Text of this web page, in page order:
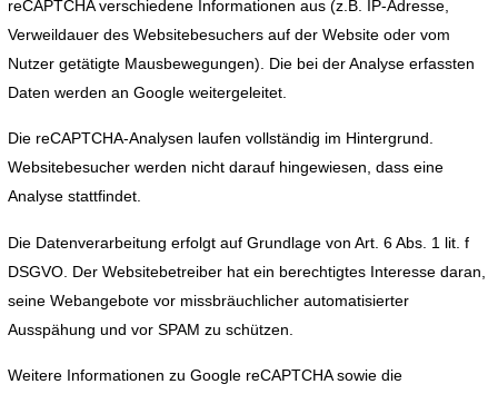
reCAPTCHA verschiedene Informationen aus (z.B. IP-Adresse,
Verweildauer des Websitebesuchers auf der Website oder vom
Nutzer getätigte Mausbewegungen). Die bei der Analyse erfassten
Daten werden an Google weitergeleitet.
Die reCAPTCHA-Analysen laufen vollständig im Hintergrund.
Websitebesucher werden nicht darauf hingewiesen, dass eine
Analyse stattfindet.
Die Datenverarbeitung erfolgt auf Grundlage von Art. 6 Abs. 1 lit. f
DSGVO. Der Websitebetreiber hat ein berechtigtes Interesse daran,
seine Webangebote vor missbräuchlicher automatisierter
Ausspähung und vor SPAM zu schützen.
Weitere Informationen zu Google reCAPTCHA sowie die